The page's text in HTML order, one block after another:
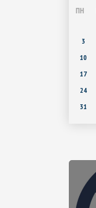
ПН
3
10
17
24
31